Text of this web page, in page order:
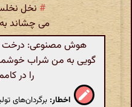
# نخل
می چشاند
هوش مصنوعی: درخت
گویی به من شراب
را در
اخطار: برگردان‌های